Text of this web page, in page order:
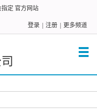
定 官方网站
登录 注册 更多频道